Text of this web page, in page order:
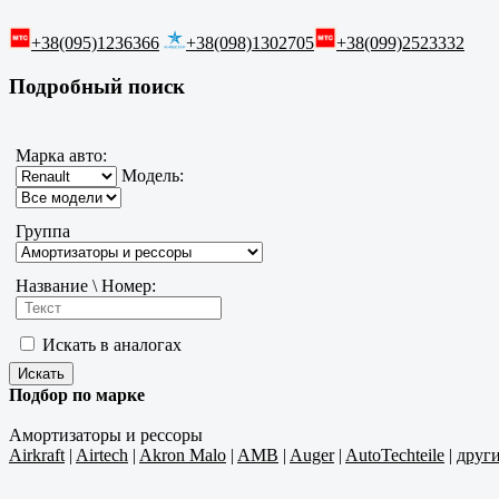
+38(095)1236366 +38(098)1302705 +38(099)2523332
Подробный поиск
Марка авто:
Модель:
Группа
Название \ Номер:
Искать в аналогах
Подбор по марке
Амортизаторы и рессоры
Airkraft| Airtech | Akron Malo | AMB | Auger| AutoTechteile |